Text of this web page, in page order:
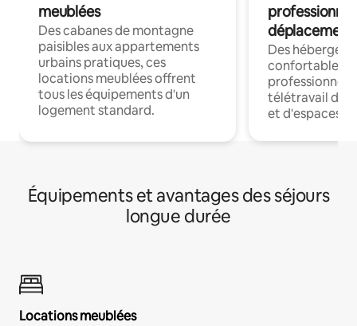
meublées
Des cabanes de montagne
paisibles aux appartements
urbains pratiques, ces
locations meublées offrent
tous les équipements d'un
logement standard.
déplacement
Des
confortables
professionnels
télétravail
et d'espaces
Équipements et avantages des séjours
longue durée
Locations meublées